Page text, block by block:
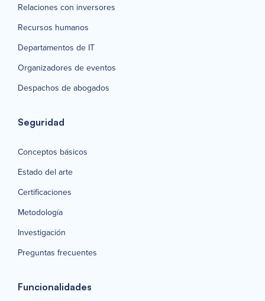
Relaciones con inversores
Recursos humanos
Departamentos de IT
Organizadores de eventos
Despachos de abogados
Seguridad
Conceptos básicos
Estado del arte
Certificaciones
Metodología
Investigación
Preguntas frecuentes
Funcionalidades